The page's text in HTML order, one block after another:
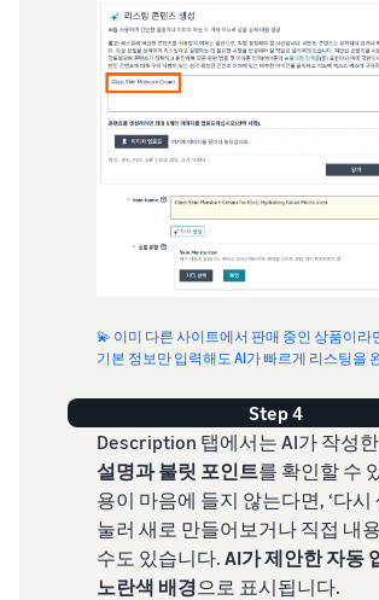
💫 이미 다른 사이트에서 판매 중인 상품이라
기본 정보만 입력해도 AI가 빠르게 리스팅을
Step 4
Description 탭에서는 AI가 작성한
설명과 불릿 포인트를 확인할 수
용이 마음에 들지 않는다면, ‘다시
눌러 새로 만들어보거나 직접 내
수도 있습니다. AI가 제안한 자동
노란색 배경으로 표시됩니다.